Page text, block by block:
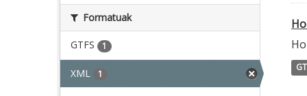
Formatuak
GTFS 1
XML 1